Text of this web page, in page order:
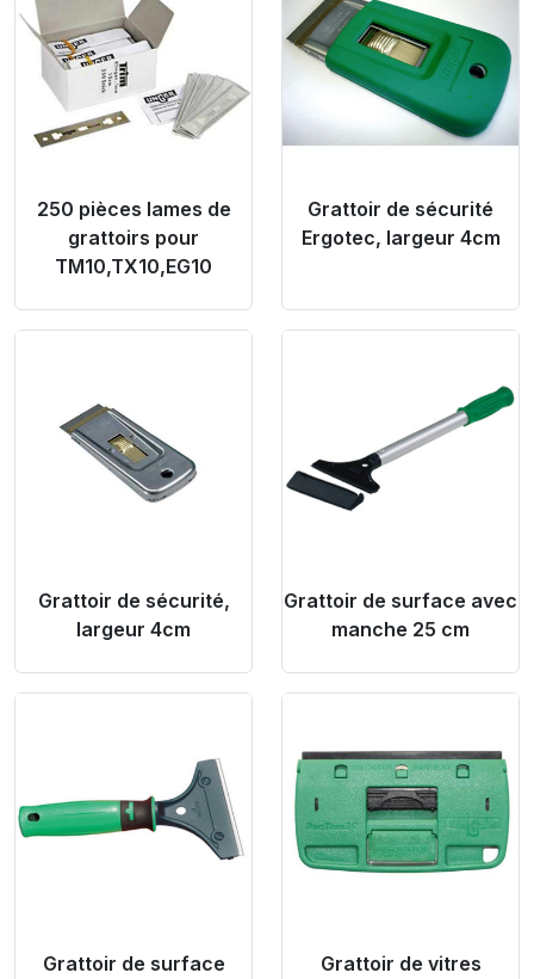
250 pièces lames de
grattoirs pour
TM10,TX10,EG10
Grattoir de sécurité
Ergotec, largeur 4cm
Grattoir de sécurité,
largeur 4cm
Grattoir de surface avec
manche 25 cm
Grattoir de surface
Grattoir de vitres